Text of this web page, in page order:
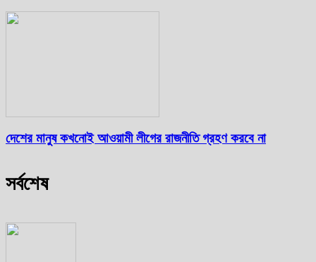
দেশের মানুষ কখনোই আওয়ামী লীগের রাজনীতি গ্রহণ করবে না
সর্বশেষ